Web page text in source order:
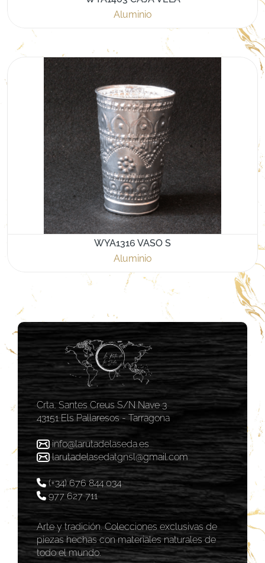
Aluminio
WYA1316 VASO S
Aluminio
Crta, Santes Creus S/N Nave 3
43151 Els Pallaresos - Tarragona
info@larutadelaseda.es
larutadelasedatgnsl@gmail.com
(+34) 676 844 034
977 627 711
Arte y tradición. Colecciones exclusivas de
piezas hechas con materiales naturales de
todo el mundo.